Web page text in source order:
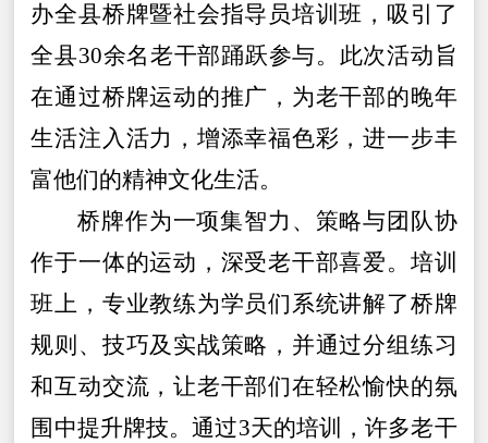
办全县桥牌暨社会指导员培训班，吸引了
全县30余名老干部踊跃参与。此次活动旨
在通过桥牌运动的推广，为老干部的晚年
生活注入活力，增添幸福色彩，进一步丰
富他们的精神文化生活。
桥牌作为一项集智力、策略与团队协
作于一体的运动，深受老干部喜爱。培训
班上，专业教练为学员们系统讲解了桥牌
规则、技巧及实战策略，并通过分组练习
和互动交流，让老干部们在轻松愉快的氛
围中提升牌技。通过3天的培训，许多老干